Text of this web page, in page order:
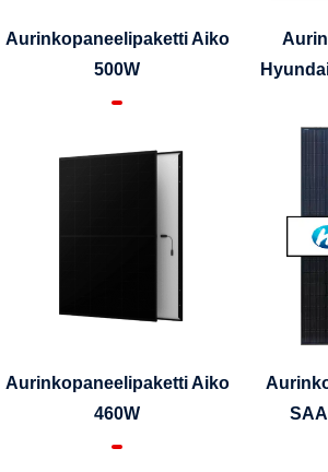
Aurinkopaneelipaketti Aiko
500W
Aurinkopaneelipaketti Aiko
460W